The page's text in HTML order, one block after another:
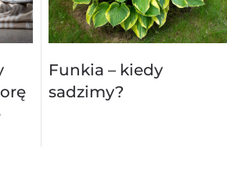
Funkia – kiedy
sadzimy?